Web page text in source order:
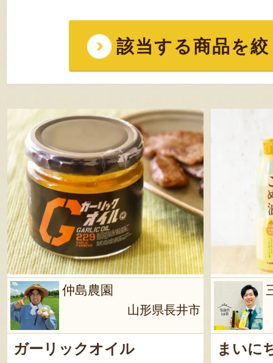
該当する商品を
仲島農園
山形県長井市
ガーリックオイル まいに